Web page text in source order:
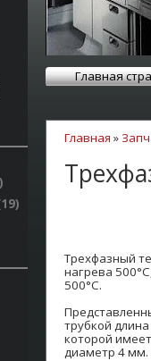
Главная
19
Главная »
Трехфазный
нагрева
500°C.
трубкой
которой
диаметр 4 мм.